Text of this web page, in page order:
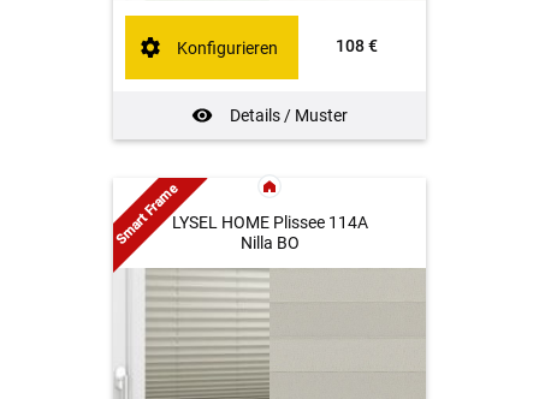
108 €
Details / Muster
Konfigurieren
LYSEL HOME Plissee 114A
Nilla BO
Smart Frame